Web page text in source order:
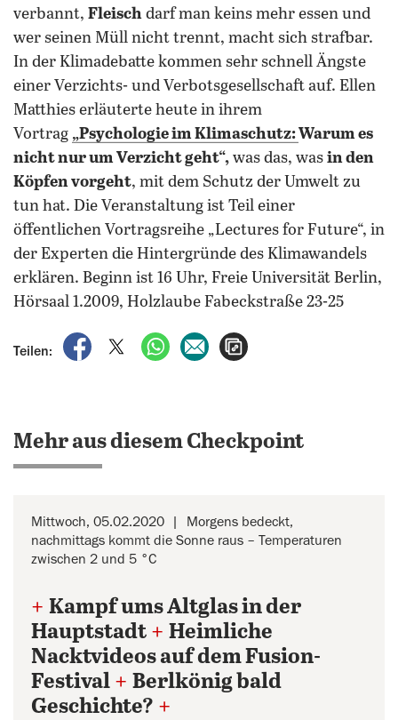
verbannt, Fleisch darf man keins mehr essen und
wer seinen Müll nicht trennt, macht sich strafbar.
In der Klimadebatte kommen sehr schnell Ängste
einer Verzichts- und Verbotsgesellschaft auf. Ellen
Matthies erläuterte heute in ihrem
Vortrag „Psychologie im Klimaschutz:Warum es
nicht nur um Verzicht geht“, was das, was in den
Köpfen vorgeht, mit dem Schutz der Umwelt zu
tun hat. Die Veranstaltung ist Teil einer
öffentlichen Vortragsreihe „Lectures for Future“, in
der Experten die Hintergründe des Klimawandels
erklären. Beginn ist 16 Uhr, Freie Universität Berlin,
Hörsaal 1.2009, Holzlaube Fabeckstraße 23-25
Teilen:
auf Facebook teilen
auf X teilenper WhatsApp teilen
per E-Mail teilen
Mehr aus diesem Checkpoint
Mittwoch, 05.02.2020
Morgens bedeckt,
nachmittags kommt die Sonne raus – Temperaturen
zwischen 2 und 5 °C
+ Kampf ums Altglas in der
Hauptstadt + Heimliche
Nacktvideos auf dem Fusion-
Festival + Berlkönig bald
Geschichte? +